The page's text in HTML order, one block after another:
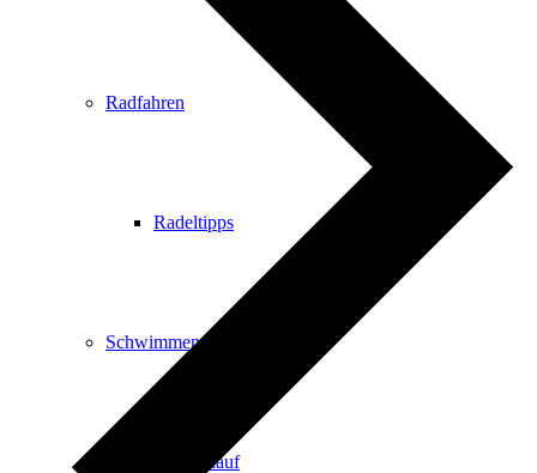
Radfahren
Radeltipps
Schwimmen
Kartenvorverkauf